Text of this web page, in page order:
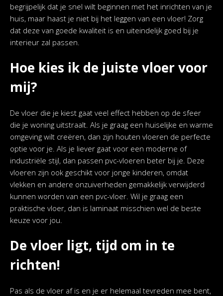
begrijpelijk dat je snel wilt beginnen met het inrichten van je
huis, maar haast je niet bij het leggen van een vloer! Zorg
dat deze van goede kwaliteit is en uiteindelijk goed bij je
interieur zal passen.
Hoe kies ik de juiste vloer voor
mij?
De vloer die je kiest gaat veel effect hebben op de sfeer
die je woning uitstraalt. Als je graag een huiselijke en warme
omgeving wilt creëren, dan zijn houten vloeren de perfecte
optie voor je. Als je liever gaat voor een moderne of
industriële stijl, dan passen pvc-vloeren beter bij je. Deze
vloeren zijn ook geschikt voor jonge kinderen, omdat
vlekken en andere onzuiverheden gemakkelijk verwijderd
kunnen worden van een pvc-vloer. Wil je graag een
praktische vloer, dan is laminaat misschien wel de beste
keuze voor jou.
De vloer ligt, tijd om in te
richten!
Pas als de vloer af is en je er helemaal tevreden mee bent,